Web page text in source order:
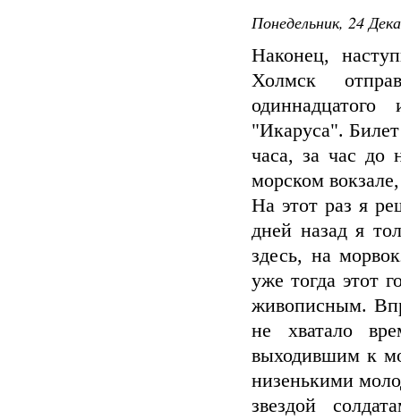
Понедельник, 24
Наконец,
Холмск
"Икаруса".
часа, за час до
морском
На этот раз я
дней назад я
здесь, на
уже тогда этот
живописным.
не хватало
выходившим к
низенькими
звездой